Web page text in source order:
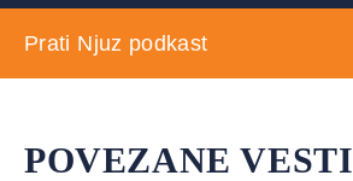
Prati Njuz podkast
POVEZANE VESTI